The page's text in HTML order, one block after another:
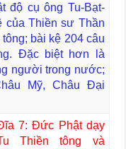
độ cụ ông Tu-Bạt-
của Thiền sư Thần
bài kệ 204 câu
Đặc biệt hơn là
người trong nước;
Mỹ, Châu Đại
7: Đức Phật dạy
Thiền tông và